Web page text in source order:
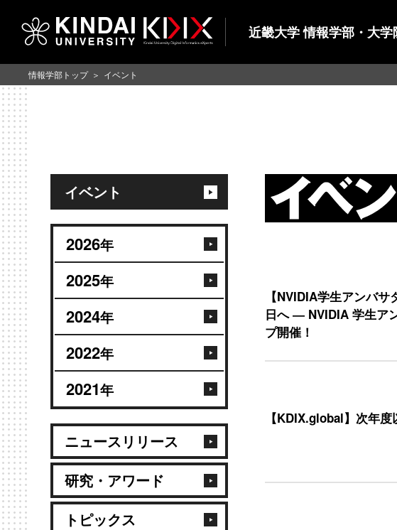
近畿大学 情報学部・大
イベント
2026年
2025年
2024年
2022年
2021年
ニュースリリース
研究・アワード
トピックス
【NVIDIA学生アンバ
日へ ― NVIDIA 学生ア
プ開催！
【KDIX.global】次年
情報学部トップ イベント